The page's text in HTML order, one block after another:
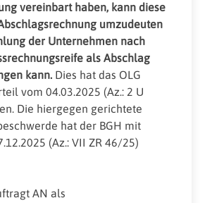
vereinbart haben, kann diese
umzudeuten
der Unternehmen nach
als Abschlag
kann. Dies hat das OLG
vom 04.03.2025 (Az.: 2 U
Die hiergegen gerichtete
hat der BGH mit
(Az.: VII ZR 46/25)
AN als